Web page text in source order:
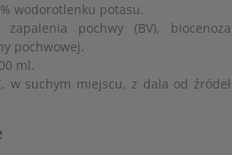
wodorotlenku potasu.
zapalenia pochwy (BV), biocenoza
pochwowej.
ml.
w suchym miejscu, z dala od źródeł